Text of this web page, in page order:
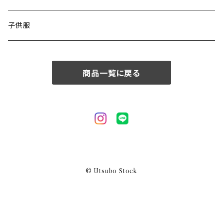
50/XL～
48/L
子供服
商品一覧に戻る
© Utsubo Stock